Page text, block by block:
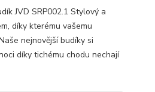
JVD SRP002.1 Stylový a
díky kterému vašemu
nejnovější budíky si
díky tichému chodu nechají